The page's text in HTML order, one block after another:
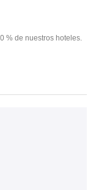
% de nuestros hoteles.